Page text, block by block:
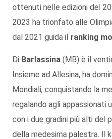
ottenuti nelle edizioni del
2023 ha trionfato alle
dal 2021 guida il ranking
Di Barlassina (MB) è il
Insieme ad Allesina, ha
Mondiali, conquistando la
regalando agli appassionati
con i due gradini più alti del
della medesima palestra. Il